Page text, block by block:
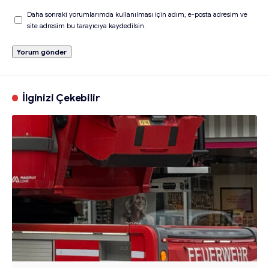
Daha sonraki yorumlarımda kullanılması için adım, e-posta adresim ve
site adresim bu tarayıcıya kaydedilsin.
İlginizi Çekebilir